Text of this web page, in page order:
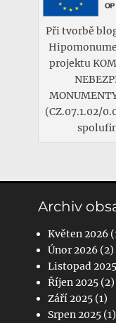
Při tvorbě
projektu
(CZ.07.1.02/
Archiv
Květen 2026
Únor 2026 (2)
Listopad 2025
Říjen 2025 (2)
Září 2025 (1)
Srpen 2025 (1)